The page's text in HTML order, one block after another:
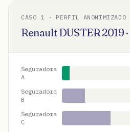
CASO 1 · PERFIL ANONIMIZADO
RenaultDUSTER2019·
Seguradora
A
Seguradora
B
Seguradora
C